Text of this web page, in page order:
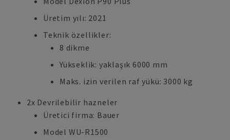
Üretim yılı: 2021
Teknik özellikler:
8 dikme
Yükseklik: yaklaşık 6000 mm
Maks. izin verilen raf yükü: 3000 kg
2x Devrilebilir hazneler
Üretici firma: Bauer
Model WU-R1500